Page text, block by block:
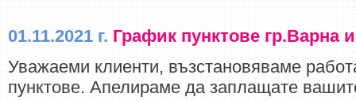
01.11.2021 г. График пунктове гр.Варна
Уважаеми клиенти, възстановяваме
пунктове. Апелираме да заплащате